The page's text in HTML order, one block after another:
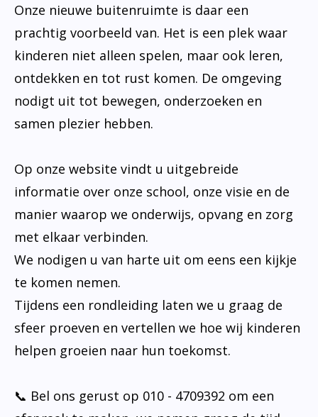
Onze nieuwe buitenruimte is daar een
prachtig voorbeeld van. Het is een plek waar
kinderen niet alleen spelen, maar ook leren,
ontdekken en tot rust komen. De omgeving
nodigt uit tot bewegen, onderzoeken en
samen plezier hebben.
Op onze website vindt u uitgebreide
informatie over onze school, onze visie en de
manier waarop we onderwijs, opvang en zorg
met elkaar verbinden.
We nodigen u van harte uit om eens een kijkje
te komen nemen.
Tijdens een rondleiding laten we u graag de
sfeer proeven en vertellen we hoe wij kinderen
helpen groeien naar hun toekomst.
📞 Bel ons gerust op 010 - 4709392 om een